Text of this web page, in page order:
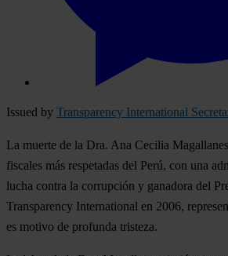
Issued by Transparency International
La muerte de la Dra. Ana Cecilia
fiscales más respetadas del Perú, con una
lucha contra la corrupción y ganadora del
Transparency International en 2006,
es motivo de profunda tristeza.